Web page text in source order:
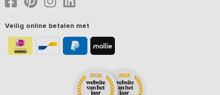
Veilig online betalen met